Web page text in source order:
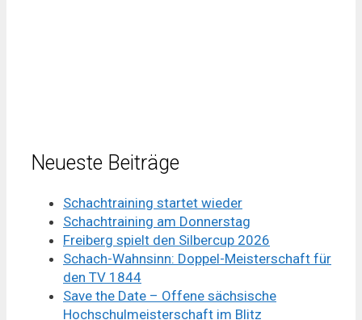
Neueste Beiträge
Schachtraining startet wieder
Schachtraining am Donnerstag
Freiberg spielt den Silbercup 2026
Schach-Wahnsinn: Doppel-Meisterschaft für
den TV 1844
Save the Date – Offene sächsische
Hochschulmeisterschaft im Blitz